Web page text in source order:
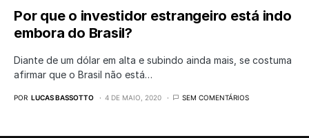
Por que o investidor estrangeiro está indo
embora do Brasil?
Diante de um dólar em alta e subindo ainda mais, se costuma
afirmar que o Brasil não está…
POR LUCAS BASSOTTO 4 DE MAIO, 2020 SEM COMENTÁRIOS